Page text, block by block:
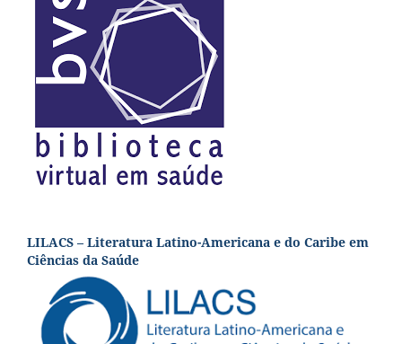
LILACS – Literatura Latino-Americana e do Caribe em
Ciências da Saúde